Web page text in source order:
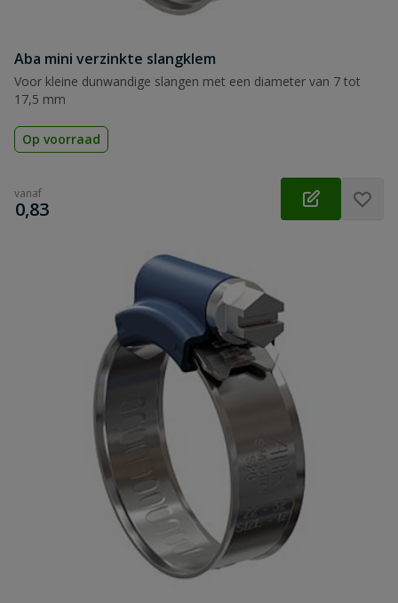
Aba mini verzinkte slangklem
Voor kleine dunwandige slangen met een diameter van 7 tot
17,5 mm
Op voorraad
vanaf
€
0,83